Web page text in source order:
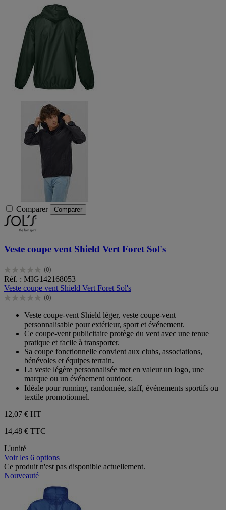
Comparer Comparer
Veste coupe vent Shield Vert Foret Sol's
(0)
0.0
sur
5
étoiles.
Réf. : MIG142168053
Veste coupe vent Shield Vert Foret Sol's
(0)
0.0
étoiles.
Veste coupe-vent Shield léger, veste coupe-vent
personnalisable pour extérieur, sport et événement.
Ce coupe-vent publicitaire protège du vent avec une tenue
pratique et facile à transporter.
Sa coupe fonctionnelle convient aux clubs, associations,
bénévoles et équipes terrain.
La veste légère personnalisée met en valeur un logo, une
marque ou un événement outdoor.
Idéale pour running, randonnée, staff, événements sportifs ou
textile promotionnel.
12,07 € HT
14,48 € TTC
L'unité
Voir les 6 options
Ce produit n'est pas disponible actuellement.
Nouveauté